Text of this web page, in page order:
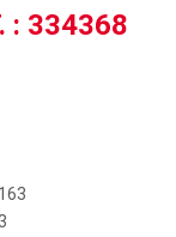
: 334368